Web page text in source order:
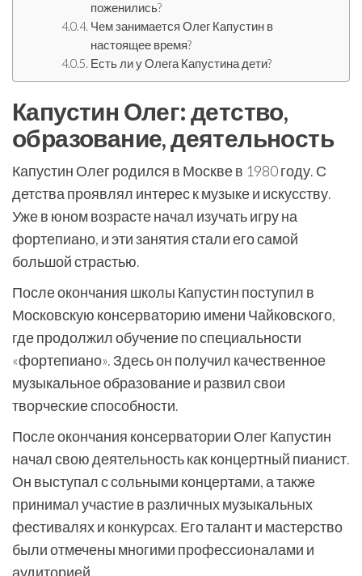
поженились?
Чем занимается Олег Капустин в
настоящее время?
Есть ли у Олега Капустина дети?
Капустин Олег: детство,
образование, деятельность
Капустин Олег родился в Москве в 1980 году. С
детства проявлял интерес к музыке и искусству.
Уже в юном возрасте начал изучать игру на
фортепиано, и эти занятия стали его самой
большой страстью.
После окончания школы Капустин поступил в
Московскую консерваторию имени Чайковского,
где продолжил обучение по специальности
«фортепиано». Здесь он получил качественное
музыкальное образование и развил свои
творческие способности.
После окончания консерватории Олег Капустин
начал свою деятельность как концертный пианист.
Он выступал с сольными концертами, а также
принимал участие в различных музыкальных
фестивалях и конкурсах. Его талант и мастерство
были отмечены многими профессионалами и
аудиторией.